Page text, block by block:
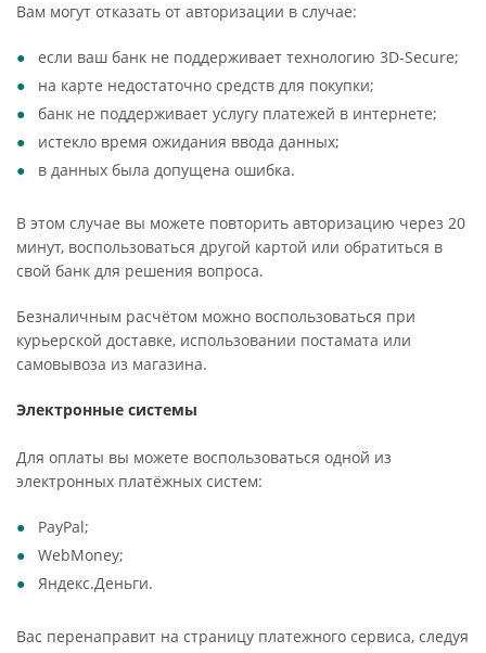
Вам могут отказать от авторизации в случае:
если ваш банк не поддерживает технологию 3D-Secure;
на карте недостаточно средств для покупки;
банк не поддерживает услугу платежей в интернете;
истекло время ожидания ввода данных;
в данных была допущена ошибка.
В этом случае вы можете повторить авторизацию через 20
минут, воспользоваться другой картой или обратиться в
свой банк для решения вопроса.
Безналичным расчётом можно воспользоваться при
курьерской доставке, использовании постамата или
самовывоза из магазина.
Электронные системы
Для оплаты вы можете воспользоваться одной из
электронных платёжных систем:
PayPal;
WebMoney;
Яндекс.Деньги.
Вас перенаправит на страницу платежного сервиса, следуя